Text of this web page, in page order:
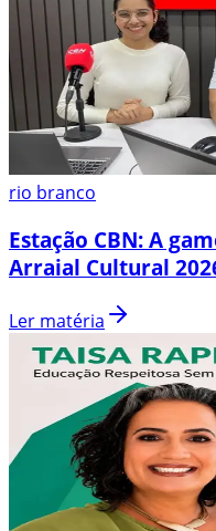
rio branco
Estação CBN: A
Arraial Cultural
Ler matéria